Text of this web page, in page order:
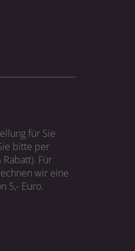
für Sie
bitte per
Rabatt). Für
wir eine
5,- Euro.